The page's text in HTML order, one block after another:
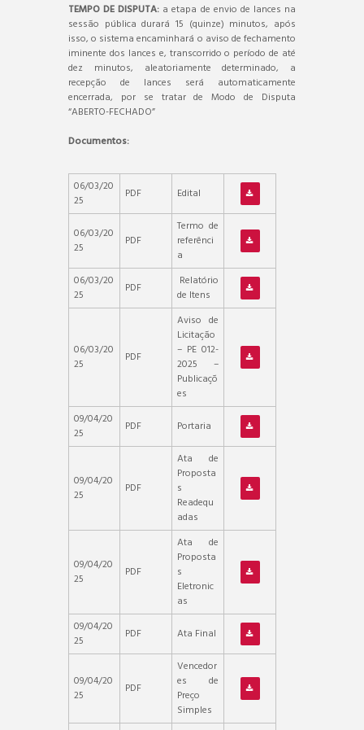
TEMPO DE DISPUTA: a etapa de envio de lances na
sessão pública durará 15 (quinze) minutos, após
isso, o sistema encaminhará o aviso de fechamento
iminente dos lances e, transcorrido o período de até
dez minutos, aleatoriamente determinado, a
recepção de lances será automaticamente
encerrada, por se tratar de Modo de Disputa
“ABERTO-FECHADO”
Documentos:
06/03/20
25
PDF Edital
06/03/20
25
PDF
Termo de
referênci
a
06/03/20
25
PDF
Relatório
de Itens
06/03/20
25
PDF
Aviso de
Licitação
– PE 012-
2025 –
Publicaçõ
es
09/04/20
25
PDF Portaria
09/04/20
25
PDF
Ata de
Proposta
s
Readequ
adas
09/04/20
25
PDF
Ata de
Proposta
s
Eletronic
as
09/04/20
25
PDF Ata Final
09/04/20
25
PDF
Vencedor
es de
Preço
Simples